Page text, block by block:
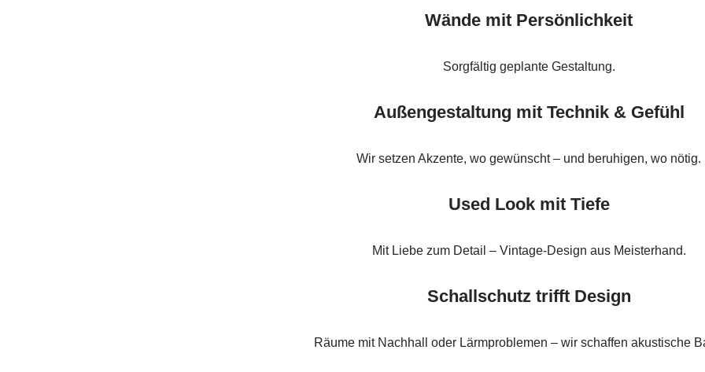
Wände mit Persönlichkeit
Sorgfältig geplante Gestaltung.
Außengestaltung mit Technik & Gefühl
Wir setzen Akzente, wo gewünscht – und beruhigen, wo nötig.
Used Look mit Tiefe
Mit Liebe zum Detail – Vintage-Design aus Meisterhand.
Schallschutz trifft Design
Räume mit Nachhall oder Lärmproblemen – wir schaffen akustische